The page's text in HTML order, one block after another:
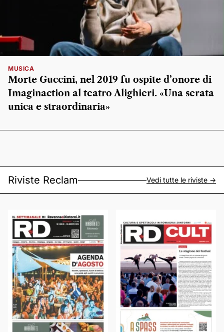
MUSICA
Morte Guccini, nel 2019 fu ospite d’onore di
Imaginaction al teatro Alighieri. «Una serata
unica e straordinaria»
Riviste Reclam Vedi tutte le riviste ->